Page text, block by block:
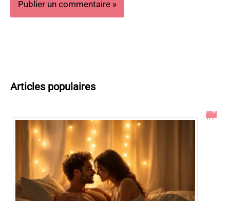
Articles populaires
Toucher le col de l’utérus pendant un rapport : ce qu’il faut savoir